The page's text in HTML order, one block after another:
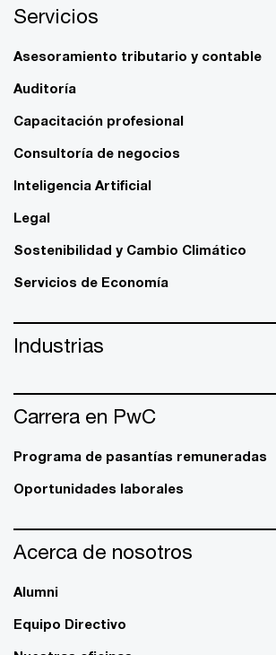
Servicios
Asesoramiento tributario y contable
Auditoría
Capacitación profesional
Consultoría de negocios
Inteligencia Artificial
Legal
Sostenibilidad y Cambio Climático
Servicios de Economía
Industrias
Carrera en PwC
Programa de pasantías remuneradas
Oportunidades laborales
Acerca de nosotros
Alumni
Equipo Directivo